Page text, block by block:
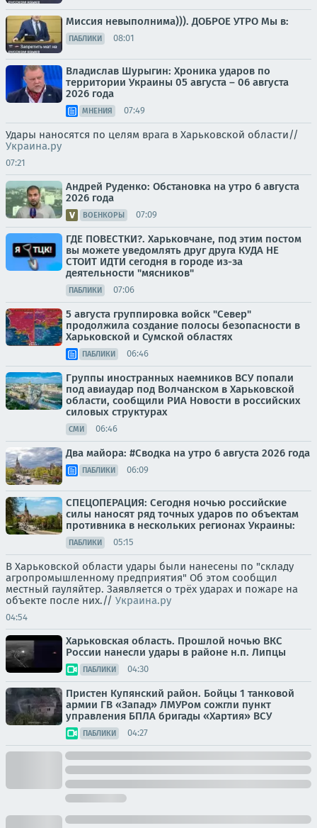
Миссия невыполнима))). ДОБРОЕ УТРО Мы в:
ПАБЛИКИ 08:01
Владислав Шурыгин: Хроника ударов по
территории Украины 05 августа – 06 августа
2026 года
МНЕНИЯ 07:49
Удары наносятся по целям врага в Харьковской области//
Украина.ру
07:21
Андрей Руденко: Обстановка на утро 6 августа
2026 года
ВОЕНКОРЫ 07:09
ГДЕ ПОВЕСТКИ?. Харьковчане, под этим постом
вы можете уведомлять друг друга КУДА НЕ
СТОИТ ИДТИ сегодня в городе из-за
деятельности "мясников"
ПАБЛИКИ 07:06
5 августа группировка войск "Север"
продолжила создание полосы безопасности в
Харьковской и Сумской областях
ПАБЛИКИ 06:46
Группы иностранных наемников ВСУ попали
под авиаудар под Волчанском в Харьковской
области, сообщили РИА Новости в российских
силовых структурах
СМИ 06:46
Два майора: #Сводка на утро 6 августа 2026 года
ПАБЛИКИ 06:09
СПЕЦОПЕРАЦИЯ: Сегодня ночью российские
силы наносят ряд точных ударов по объектам
противника в нескольких регионах Украины:
ПАБЛИКИ 05:15
В Харьковской области удары были нанесены по "складу
агропромышленному предприятия" Об этом сообщил
местный гауляйтер. Заявляется о трёх ударах и пожаре на
объекте после них.// Украина.ру
04:54
Харьковская область. Прошлой ночью ВКС
России нанесли удары в районе н.п. Липцы
ПАБЛИКИ 04:30
Пристен Купянский район. Бойцы 1 танковой
армии ГВ «Запад» ЛМУРом сожгли пункт
управления БПЛА бригады «Хартия» ВСУ
ПАБЛИКИ 04:27